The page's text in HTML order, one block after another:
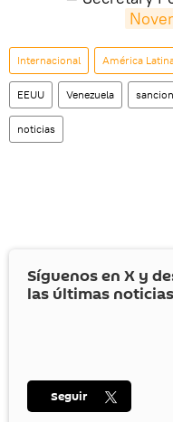
Internacional América
EEUU Venezuela
noticias
Síguenos en X y
las últimas
Seguir